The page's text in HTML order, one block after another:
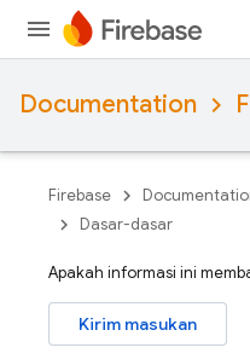
Documentation
Firebase
Dasar-dasar
Apakah informasi ini
Kirim masukan